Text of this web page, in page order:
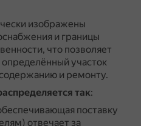
изображены
и границы
что позволяет
участок
и ремонту.
так:
поставку
отвечает за